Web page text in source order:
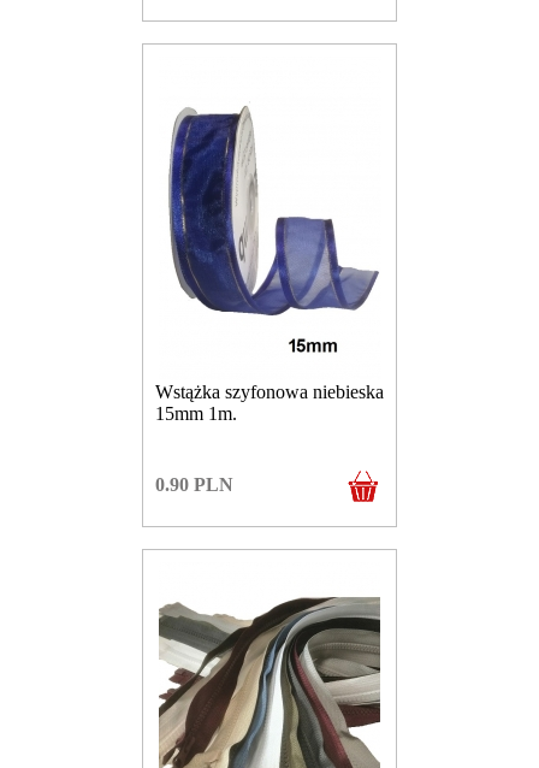
Wstążka szyfonowa niebieska
15mm 1m.
0.90 PLN